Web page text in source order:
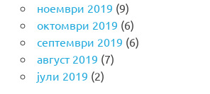
ноември 2019 (9)
октомври 2019 (6)
септември 2019 (6)
август 2019 (7)
јули 2019 (2)